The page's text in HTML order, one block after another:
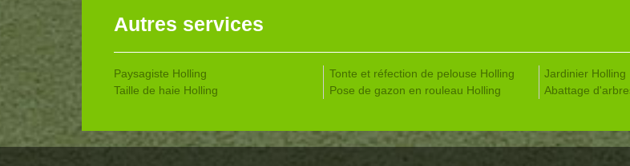
Autres services
Paysagiste Holling
Taille de haie Holling
Tonte et réfection de pelouse Holling
Pose de gazon en rouleau Holling
Jardinier Holling
Abattage